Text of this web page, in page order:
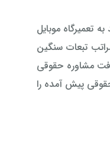
تعمیرگاه موبایل
تبعات سنگین
مشاوره حقوقی
پیش آمده را